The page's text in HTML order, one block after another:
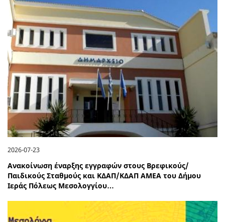
2026-07-23
Ανακοίνωση έναρξης εγγραφών στους Βρεφικούς/
Παιδικούς Σταθμούς και ΚΔΑΠ/ΚΔΑΠ ΑΜΕΑ του Δήμου
Ιεράς Πόλεως Μεσολογγίου…